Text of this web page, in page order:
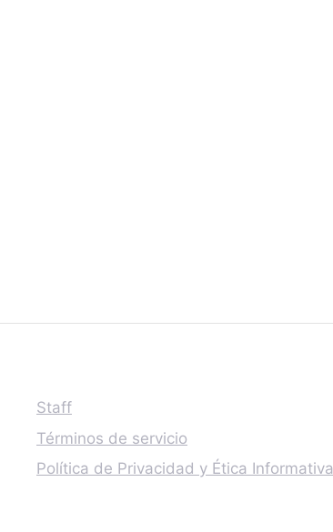
Staff
Términos de servicio
Política de Privacidad y Ética Informativa